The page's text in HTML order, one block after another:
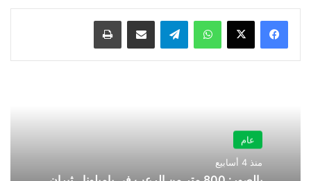
واتساب تيلقرام مشاركة عبر البريد طباعة
عام
منذ 4 أسابيع